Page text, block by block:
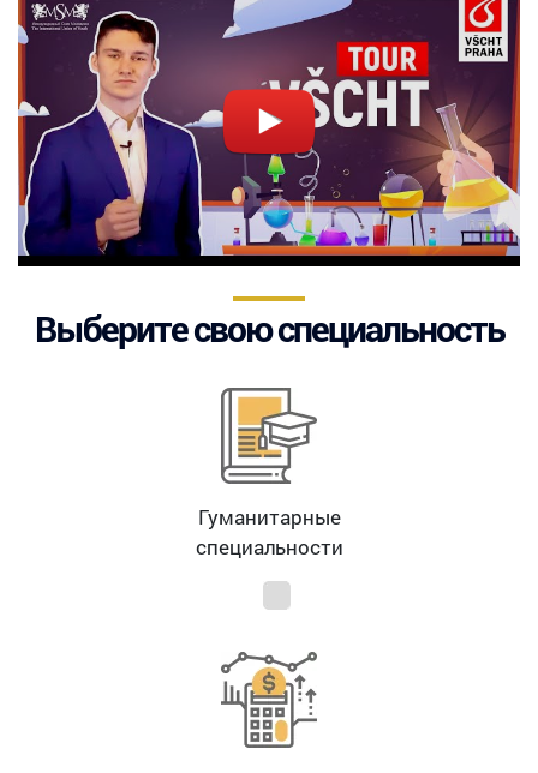
Выберите свою специальность
Гуманитарные
специальности